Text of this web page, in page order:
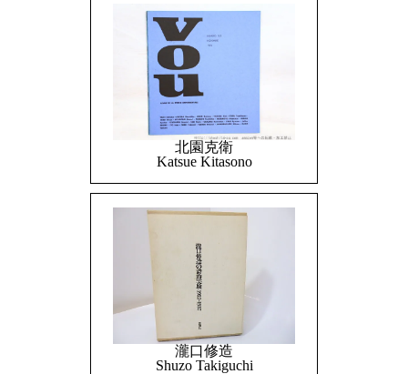
北園克衛
Katsue Kitasono
瀧口修造
Shuzo Takiguchi